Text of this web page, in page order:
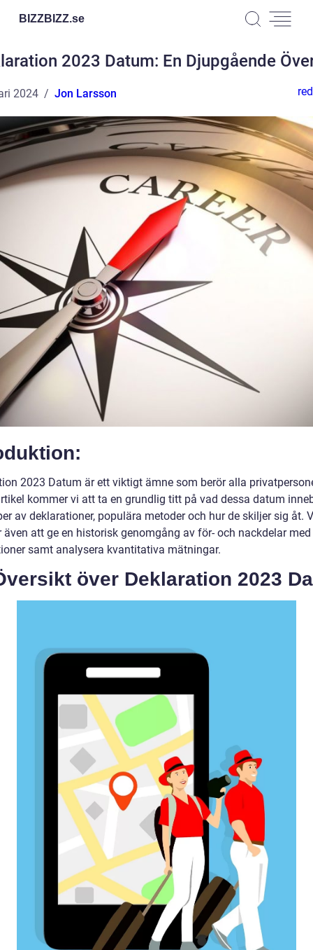
BIZZBIZZ.se
2023 Datum: En Djupgående
2024 Jon Larsson
2023 Datum är ett viktigt ämne som berör alla
kommer vi att ta en grundlig titt på vad dessa datum
av deklarationer, populära metoder och hur de skiljer sig åt.
även att ge en historisk genomgång av för- och nackdelar
samt analysera kvantitativa mätningar.
över Deklaration 2023